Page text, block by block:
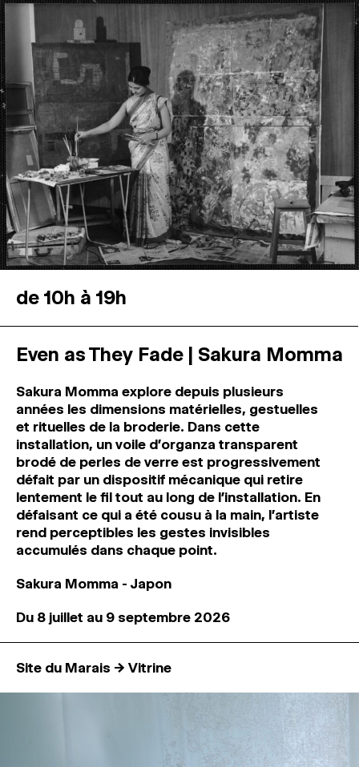
de 10h à 19h
Even as They Fade | Sakura Momma
Sakura Momma explore depuis plusieurs
années les dimensions matérielles, gestuelles
et rituelles de la broderie. Dans cette
installation, un voile d'organza transparent
brodé de perles de verre est progressivement
défait par un dispositif mécanique qui retire
lentement le fil tout au long de l’installation. En
défaisant ce qui a été cousu à la main, l'artiste
rend perceptibles les gestes invisibles
accumulés dans chaque point.
Sakura Momma - Japon
Du 8 juillet au 9 septembre 2026
Site du Marais → Vitrine